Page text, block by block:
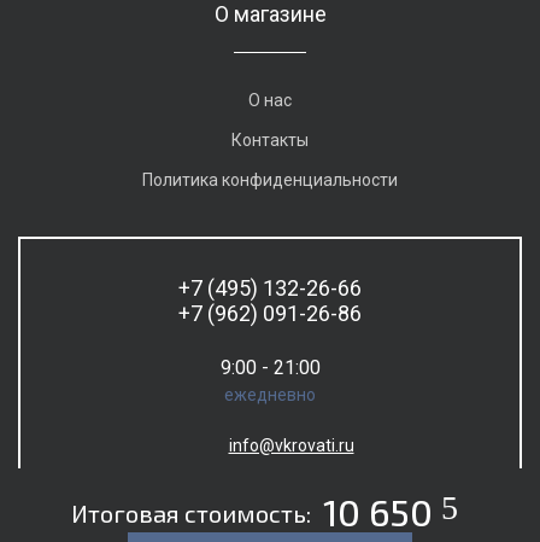
Итоговая стоимость: 10 650 5
О магазине
О нас
Контакты
Политика конфиденциальности
+7 (495) 132-26-66
+7 (962) 091-26-86
9:00 - 21:00
ежедневно
info@vkrovati.ru